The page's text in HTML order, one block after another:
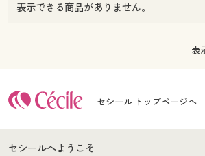
表示できる商品がありません。
表
セシール トップページへ
セシールへようこそ